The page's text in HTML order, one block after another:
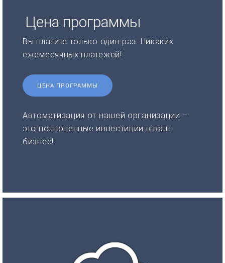
Цена программы
Вы платите только один раз. Никаких
ежемесячных платежей!
ЦЕНА ПРОГРАММЫ
Автоматизация от нашей организации –
это полноценные инвестиции в ваш
бизнес!